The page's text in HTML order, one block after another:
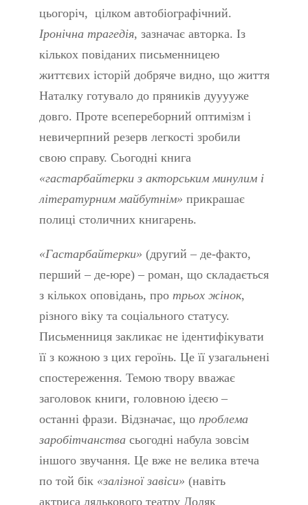
цьогоріч, цілком автобіографічний.
Іронічна трагедія, зазначає авторка. Із
кількох повіданих письменницею
життєвих історій добряче видно, що життя
Наталку готувало до пряників дууууже
довго. Проте всепереборний оптимізм і
невичерпний резерв легкості зробили
свою справу. Сьогодні книга
«гастарбайтерки з акторським минулим і
літературним майбутнім» прикрашає
полиці столичних книгарень.
«Гастарбайтерки» (другий – де-факто,
перший – де-юре) – роман, що складається
з кількох оповідань, про трьох жінок,
різного віку та соціального статусу.
Письменниця закликає не ідентифікувати
її з кожною з цих героїнь. Це її узагальнені
спостереження. Темою твору вважає
заголовок книги, головною ідеєю –
останні фрази. Відзначає, що проблема
заробітчанствасьогодні набула зовсім
іншого звучання. Це вже не велика втеча
по той бік «залізної завіси» (навіть
актриса лялькового театру Доляк